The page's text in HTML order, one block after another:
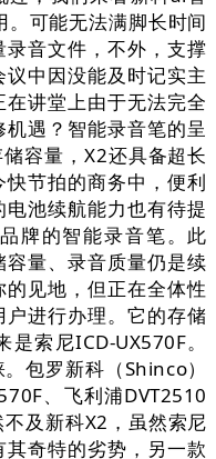
可能无法满脚长时间
音文件，不外，支撑
中因没能及时记实主
讲堂上由于无法完全
遇？智能录音笔的呈
容量，X2还具备超长
节拍的商务中，便利
池续航能力也有待提
牌的智能录音笔。此
量、录音质量仍是续
见地，但正在全体性
进行办理。它的存储
索尼ICD-UX570F。
包罗新科（Shinco）
、飞利浦DVT2510
及新科X2，虽然索尼
奇特的劣势，另一款